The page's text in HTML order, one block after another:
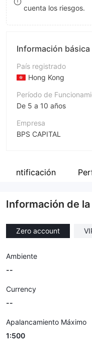
cuenta los riesgos.
Información básica
País registrado
Hong Kong
Período de
De 5 a 10 años
Empresa
BPS CAPITAL
Identificación
Información de
Zero account
Ambiente
--
Currency
--
Apalancamiento Máximo
1:500